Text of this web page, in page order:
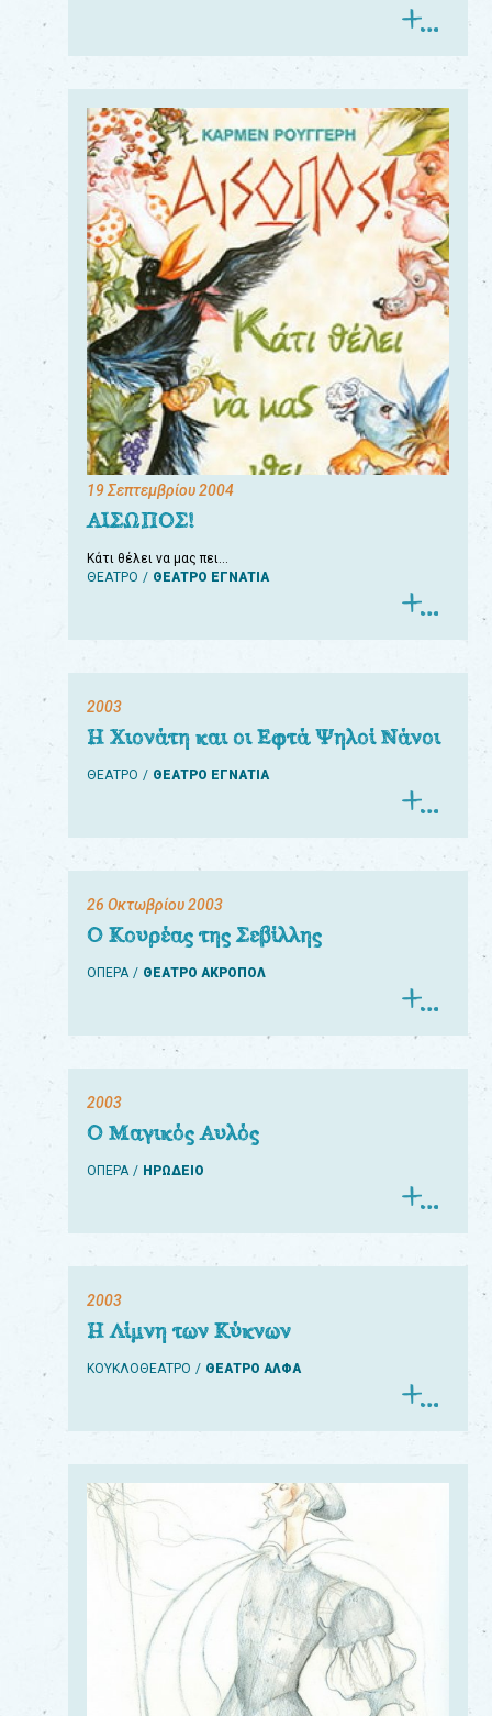
19 Σεπτεμβρίου 2004
ΑΙΣΩΠΟΣ!
Κάτι θέλει να μας πει…
ΘΕΑΤΡΟ
ΘΕΑΤΡΟ ΕΓΝΑΤΙΑ
2003
Η Χιονάτη και οι Εφτά Ψηλοί Νάνοι
ΘΕΑΤΡΟ ΘΕΑΤΡΟ ΕΓΝΑΤΙΑ
26 Οκτωβρίου 2003
Ο Κουρέας της Σεβίλλης
ΟΠΕΡΑ ΘΕΑΤΡΟ ΑΚΡΟΠΟΛ
2003
Ο Μαγικός Αυλός
ΟΠΕΡΑ ΗΡΩΔΕΙΟ
2003
Η Λίμνη των Κύκνων
ΚΟΥΚΛΟΘΕΑΤΡΟ ΘΕΑΤΡΟ ΑΛΦΑ